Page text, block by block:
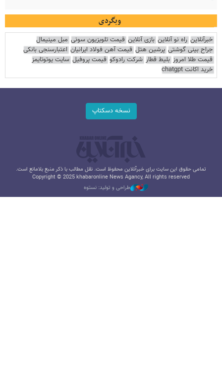
وبگردی
خبرآنلاین راه نو آنلاین بازی آنلاین قیمت تلویزیون سونی مبل مینیمال
جراح بینی گوشتی پرشین هتل قیمت آهن فولاد ایرانیان اعتبارسنجی بانکی
قیمت طلا امروز بلیط قطار شرکت رادوکو قیمت پروفیل سایت یوتوتایمز
خرید اکانت chatgpt
نسخه دسکتاپ
تمامی حقوق این سایت برای خبرآنلاین محفوظ است. نقل مطالب با ذکر منبع بلامانع است.
Copyright © 2025 khabaronline News Agancy, All rights reserved
طراحی و تولید: نستوه